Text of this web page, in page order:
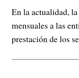
En la actualidad,
mensuales a las
prestación de los